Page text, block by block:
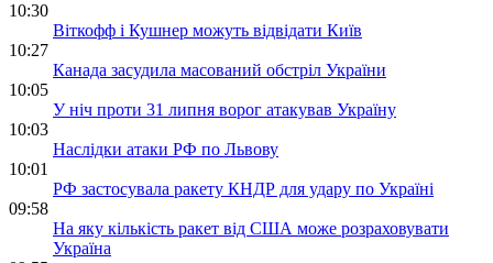
10:30
Віткофф і Кушнер можуть відвідати Київ
10:27
Канада засудила масований обстріл України
10:05
У ніч проти 31 липня ворог атакував Україну
10:03
Наслідки атаки РФ по Львову
10:01
РФ застосувала ракету КНДР для удару по Україні
09:58
На яку кількість ракет від США може розраховувати
Україна